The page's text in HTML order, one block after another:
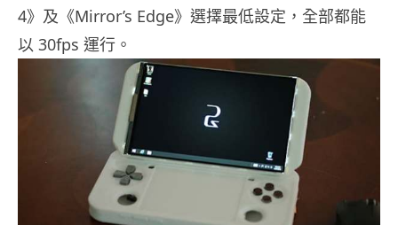
4》及《Mirror’s Edge》選擇最低設定，全部都能
以 30fps 運行。